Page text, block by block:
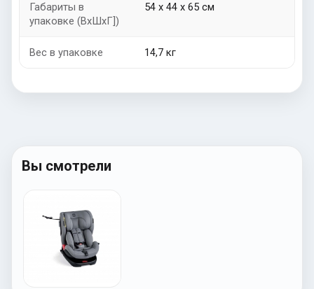
Габариты в
упаковке (ВхШxГ])
54 х 44 х 65 см
Вес в упаковке 14,7 кг
Вы смотрели